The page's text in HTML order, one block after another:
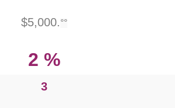
$5,000.°°
2 %
3